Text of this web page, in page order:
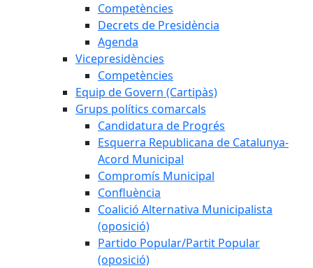
Competències
Decrets de Presidència
Agenda
Vicepresidències
Competències
Equip de Govern (Cartipàs)
Grups polítics comarcals
Candidatura de Progrés
Esquerra Republicana de Catalunya-
Acord Municipal
Compromís Municipal
Confluència
Coalició Alternativa Municipalista
(oposició)
Partido Popular/Partit Popular
(oposició)